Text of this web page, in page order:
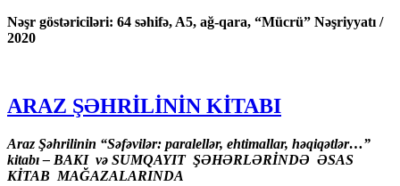
Nəşr göstəriciləri: 64 səhifə, A5, ağ-qara, “Mücrü” Nəşriyyatı /
2020
ARAZ ŞƏHRİLİNİN KİTABI
Araz Şəhrilinin “Səfəvilər: paralellər, ehtimallar, həqiqətlər…”
kitabı – BAKI və SUMQAYIT ŞƏHƏRLƏRİNDƏ ƏSAS
KİTAB MAĞAZALARINDA